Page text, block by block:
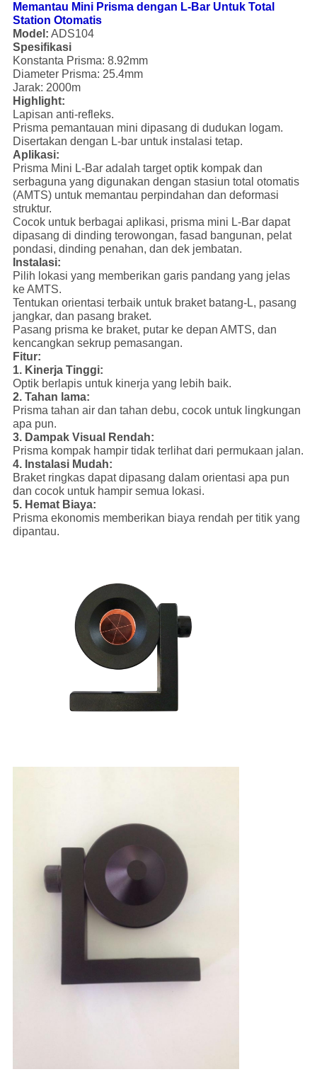
Memantau Mini Prisma dengan L-Bar Untuk Total
Station Otomatis
Model: ADS104
Spesifikasi
Konstanta Prisma: 8.92mm
Diameter Prisma: 25.4mm
Jarak: 2000m
Highlight:
Lapisan anti-refleks.
Prisma pemantauan mini dipasang di dudukan logam.
Disertakan dengan L-bar untuk instalasi tetap.
Aplikasi:
Prisma Mini L-Bar adalah target optik kompak dan
serbaguna yang digunakan dengan stasiun total otomatis
(AMTS) untuk memantau perpindahan dan deformasi
struktur.
Cocok untuk berbagai aplikasi, prisma mini L-Bar dapat
dipasang di dinding terowongan, fasad bangunan, pelat
pondasi, dinding penahan, dan dek jembatan.
Instalasi:
Pilih lokasi yang memberikan garis pandang yang jelas
ke AMTS.
Tentukan orientasi terbaik untuk braket batang-L, pasang
jangkar, dan pasang braket.
Pasang prisma ke braket, putar ke depan AMTS, dan
kencangkan sekrup pemasangan.
Fitur:
1. Kinerja Tinggi:
Optik berlapis untuk kinerja yang lebih baik.
2. Tahan lama:
Prisma tahan air dan tahan debu, cocok untuk lingkungan
apa pun.
3. Dampak Visual Rendah:
Prisma kompak hampir tidak terlihat dari permukaan jalan.
4. Instalasi Mudah:
Braket ringkas dapat dipasang dalam orientasi apa pun
dan cocok untuk hampir semua lokasi.
5. Hemat Biaya:
Prisma ekonomis memberikan biaya rendah per titik yang
dipantau.